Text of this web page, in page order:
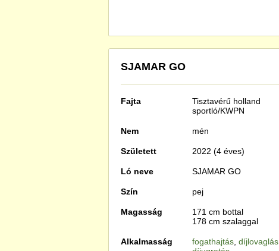
SJAMAR GO
Fajta Tisztavérű holland
sportló/KWPN
Nem mén
Született 2022 (4 éves)
Ló neve SJAMAR GO
Szín pej
Magasság
171 cm bottal
178 cm szalaggal
Alkalmasság fogathajtás díjlovaglás